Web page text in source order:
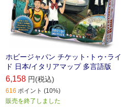
ホビージャパン チケット･トゥ･ライ
ド 日本/イタリアマップ 多言語版
6,158 円(税込)
616 ポイント (10%)
販売を終了しました